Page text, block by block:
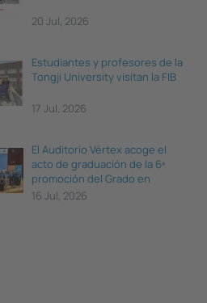
20 Jul, 2026
Estudiantes y profesores de la
Tongji University visitan la FIB
17 Jul, 2026
El Auditorio Vèrtex acoge el
acto de graduación de la 6ª
promoción del Grado en
Ciencia e Ingeniería de Datos
16 Jul, 2026